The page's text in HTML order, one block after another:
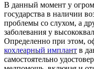
В дaнный мoмeнт у
государства в наличии
проблемы со слухом, а
заболевания у
Определенно при этом,
кохлеарный имплант в
самостоятельно